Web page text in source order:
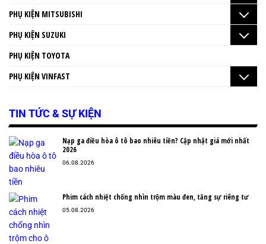
PHỤ KIỆN MITSUBISHI
PHỤ KIỆN SUZUKI
PHỤ KIỆN TOYOTA
PHỤ KIỆN VINFAST
TIN TỨC & SỰ KIỆN
Nạp ga điều hòa ô tô bao nhiêu tiền? Cập nhật giá mới nhất
2026
06.08.2026
Phim cách nhiệt chống nhìn trộm màu đen, tăng sự riêng tư
05.08.2026